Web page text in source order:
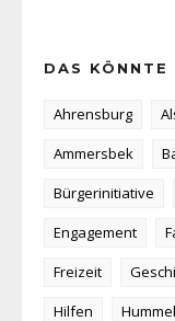
DAS KÖNNTE
Ahrensburg
Ammersbek
Bürgerinitiative
Engagement
Freizeit
Hilfen